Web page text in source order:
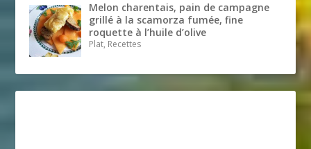
Melon charentais, pain de campagne
grillé à la scamorza fumée, fine
roquette à l’huile d’olive
Plat, Recettes